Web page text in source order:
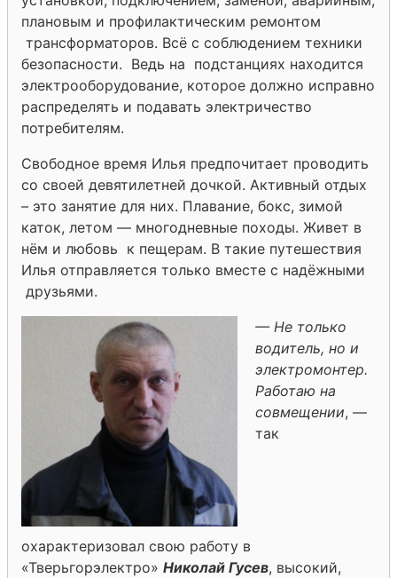
плановым и профилактическим ремонтом
трансформаторов. Всё с соблюдением техники
безопасности. Ведь на подстанциях находится
электрооборудование, которое должно исправно
распределять и подавать электричество
потребителям.
Свободное время Илья предпочитает проводить
со своей девятилетней дочкой. Активный отдых
– это занятие для них. Плавание, бокс, зимой
каток, летом — многодневные походы. Живет в
нём и любовь к пещерам. В такие путешествия
Илья отправляется только вместе с надёжными
друзьями.
— Не только
водитель, но и
электромонтер.
Работаю на
совмещении, —
так
охарактеризовал свою работу в
«Тверьгорэлектро» Николай Гусев, высокий,